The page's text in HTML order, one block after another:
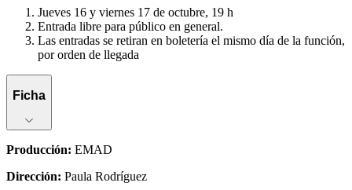
Jueves 16 y viernes 17 de octubre, 19 h
Entrada libre para público en general.
Las entradas se retiran en boletería el mismo día de la función,
por orden de llegada
Ficha
Producción: EMAD
Dirección: Paula Rodríguez